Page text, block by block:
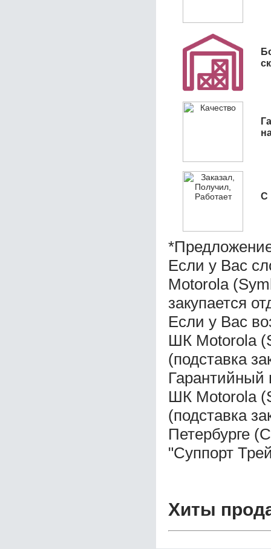
С
Если у Вас
Motorola
закупается
Если у Вас
ШК Motorola
(подставка
Гарантийный
ШК Motorola
(подставка
Петербурге
"Суппорт
Хиты